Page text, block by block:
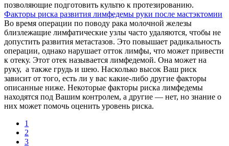
позволяющие подготовить культю к протезированию.
Факторы риска развития лимфедемы руки после мастэктомии
Во время операции по поводу рака молочной железы
близлежащие лимфатические узлы часто удаляются, чтобы не
допустить развития метастазов. Это повышает радикальность
операции, однако нарушает отток лимфы, что может привести
к отеку. Этот отек называется лимфедемой. Она может на
руку, а также грудь и шею. Насколько высок Ваш риск
зависит от того, есть ли у вас какие-либо другие факторы
описанные ниже. Некоторые факторы риска лимфедемы
находятся под Вашим контролем, а другие — нет, но знание о
них может помочь оценить уровень риска.
1
2
3